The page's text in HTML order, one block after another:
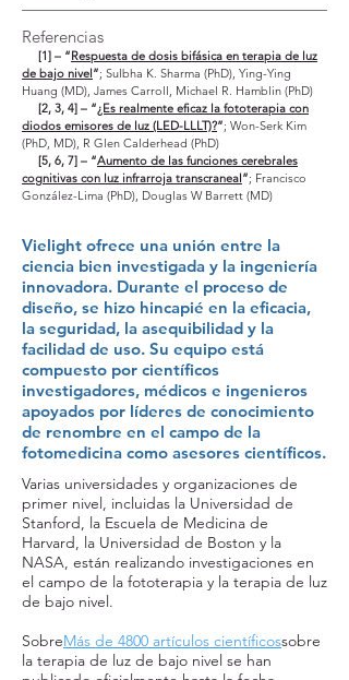
Referencias
[1] – “Respuesta de dosis bifásica en terapia de luz
de bajo nivel”; Sulbha K. Sharma (PhD), Ying-Ying
Huang (MD), James Carroll, Michael R. Hamblin (PhD)
[2, 3, 4] – “¿Es realmente eficaz la fototerapia con
diodos emisores de luz (LED-LLLT)?”; Won-Serk Kim
(PhD, MD), R Glen Calderhead (PhD)
[5, 6, 7] – “Aumento de las funciones cerebrales
cognitivas con luz infrarroja transcraneal”; Francisco
González-Lima (PhD), Douglas W Barrett (MD)
Vielight ofrece una unión entre la
ciencia bien investigada y la ingeniería
innovadora. Durante el proceso de
diseño, se hizo hincapié en la eficacia,
la seguridad, la asequibilidad y la
facilidad de uso. Su equipo está
compuesto por científicos
investigadores, médicos e ingenieros
apoyados por líderes de conocimiento
de renombre en el campo de la
fotomedicina como asesores científicos.
Varias universidades y organizaciones de
primer nivel, incluidas la Universidad de
Stanford, la Escuela de Medicina de
Harvard, la Universidad de Boston y la
NASA, están realizando investigaciones en
el campo de la fototerapia y la terapia de luz
de bajo nivel.
SobreMás de 4800 artículos científicossobre
la terapia de luz de bajo nivel se han